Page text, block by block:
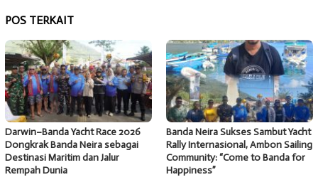
POS TERKAIT
Darwin–Banda Yacht Race 2026
Dongkrak Banda Neira sebagai
Destinasi Maritim dan Jalur
Rempah Dunia
Banda Neira Sukses Sambut Yacht
Rally Internasional, Ambon Sailing
Community: “Come to Banda for
Happiness”